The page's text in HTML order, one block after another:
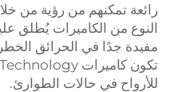
رائعة تمكنهم من رؤية من
النوع من الكاميرات يُطلق
مفيدة جدًا في الحرائق
للأرواح في حالات الطوارئ.